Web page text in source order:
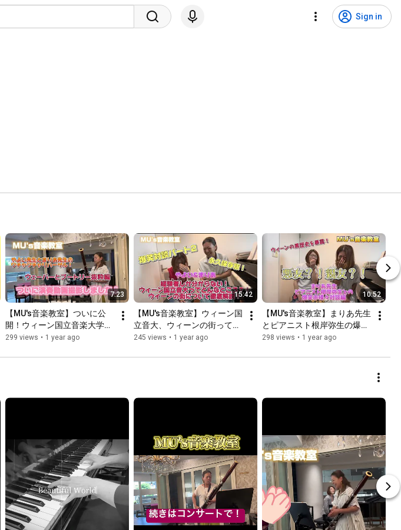
Sign in
7:23
【MU's音楽教室】ついに公
開！ウィーン国立音楽大学出
身のまりあ先生とやよい先生
ーにブートリー、超絶技巧の
299 views • 1 year ago
15:42
【MU's音楽教室】ウィーン国
立音大、ウィーンの街ってど
んな所？！まりあとやよいの
2！留学したい方、旅行者必
245 views • 1 year ago
10:52
【MU's音楽教室】まりあ先生
とピアニスト根岸弥生の爆笑
対談！#ウィーン国立音大 時
ます！続編もお楽しみに！
298 views • 1 year ago